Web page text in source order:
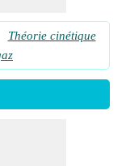
Théorie cinétique